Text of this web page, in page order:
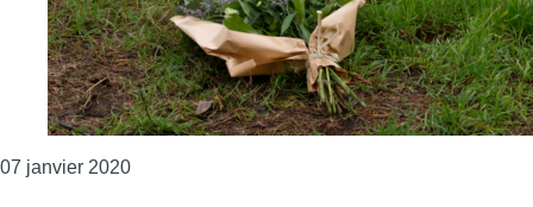
07 janvier 2020Consulter l'article "Frederik Vanclooster